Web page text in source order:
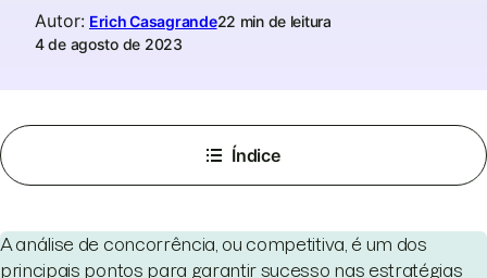
Autor: Erich Casagrande22 min de leitura
4 de agosto de 2023
Índice
A análise de concorrência, ou competitiva, é um dos
principais pontos para garantir sucesso nas estratégias